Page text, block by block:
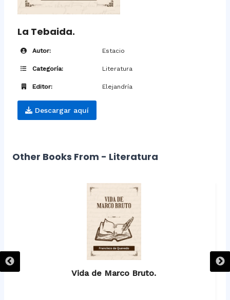
La Tebaida.
Autor: Estacio
Categoría: Literatura
Editor: Elejandría
Descargar aquí
Other Books From - Literatura
Vida de Marco Bruto.